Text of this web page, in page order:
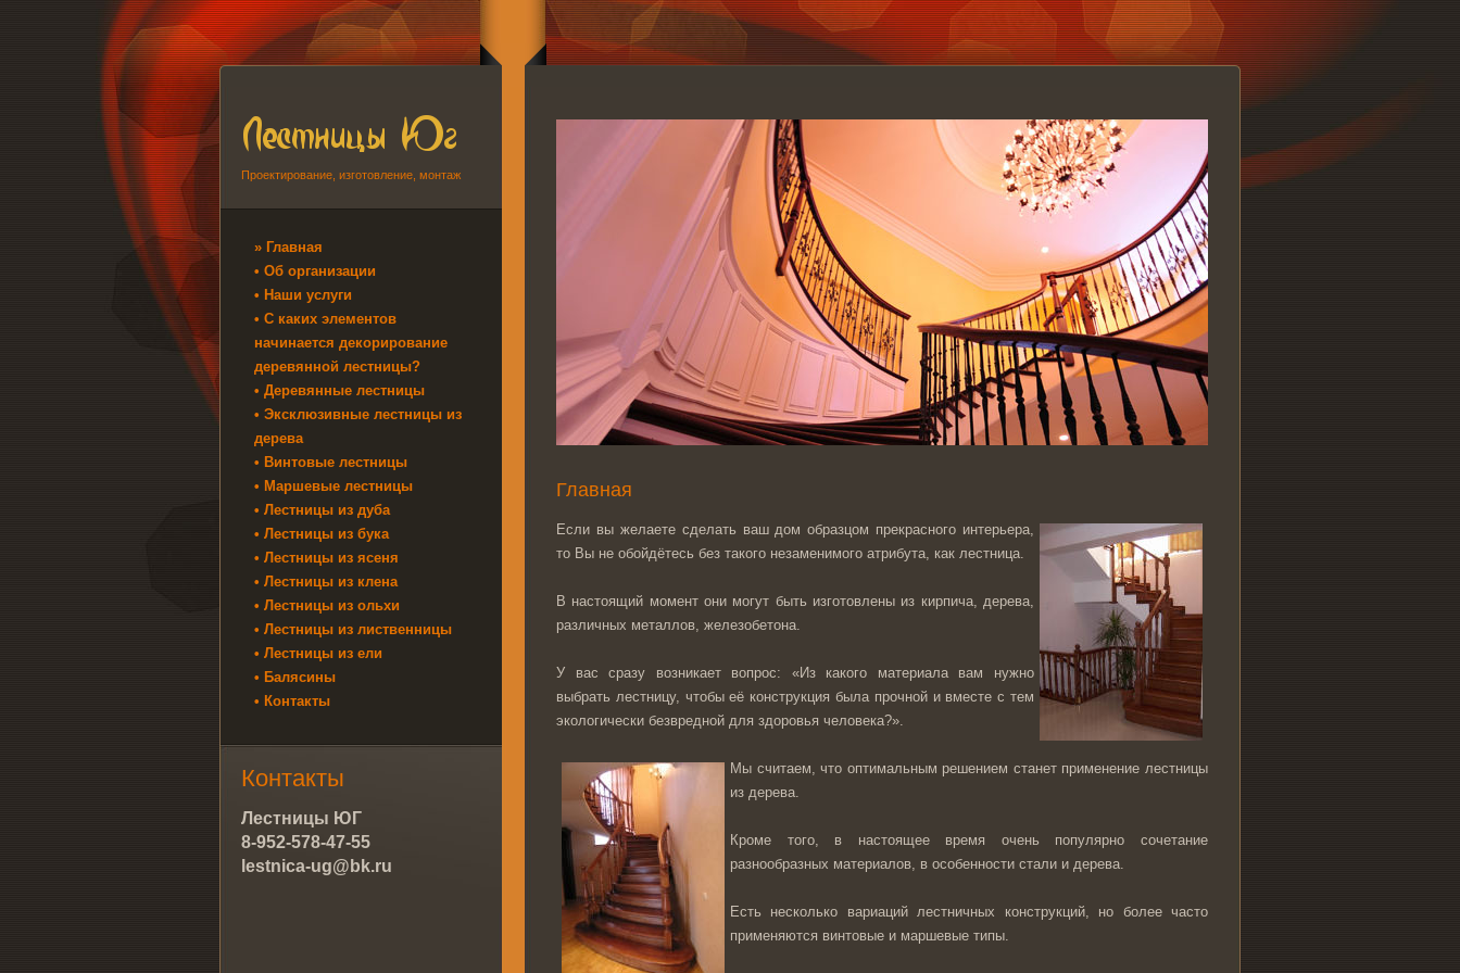
Проектирование, изготовление, монтаж
» Главная
• Об организации
• Наши услуги
• С каких элементов
начинается декорирование
деревянной лестницы?
• Деревянные лестницы
• Эксклюзивные лестницы из
дерева
• Винтовые лестницы
• Маршевые лестницы
• Лестницы из дуба
• Лестницы из бука
• Лестницы из ясеня
• Лестницы из клена
• Лестницы из ольхи
• Лестницы из лиственницы
• Лестницы из ели
• Балясины
• Контакты
Контакты
Лестницы ЮГ
8-952-578-47-55
lestnica-ug@bk.ru
Главная
Если вы желаете сделать ваш дом образцом прекрасного интерьера,
то Вы не обойдётесь без такого незаменимого атрибута, как лестница.
В настоящий момент они могут быть изготовлены из кирпича, дерева,
различных металлов, железобетона.
У вас сразу возникает вопрос: «Из какого материала вам нужно
выбрать лестницу, чтобы её конструкция была прочной и вместе с тем
экологически безвредной для здоровья человека?».
Мы считаем, что оптимальным решением станет применение лестницы
из дерева.
Кроме того, в настоящее время очень популярно сочетание
разнообразных материалов, в особенности стали и дерева.
Есть несколько вариаций лестничных конструкций, но более часто
применяются винтовые и маршевые типы.